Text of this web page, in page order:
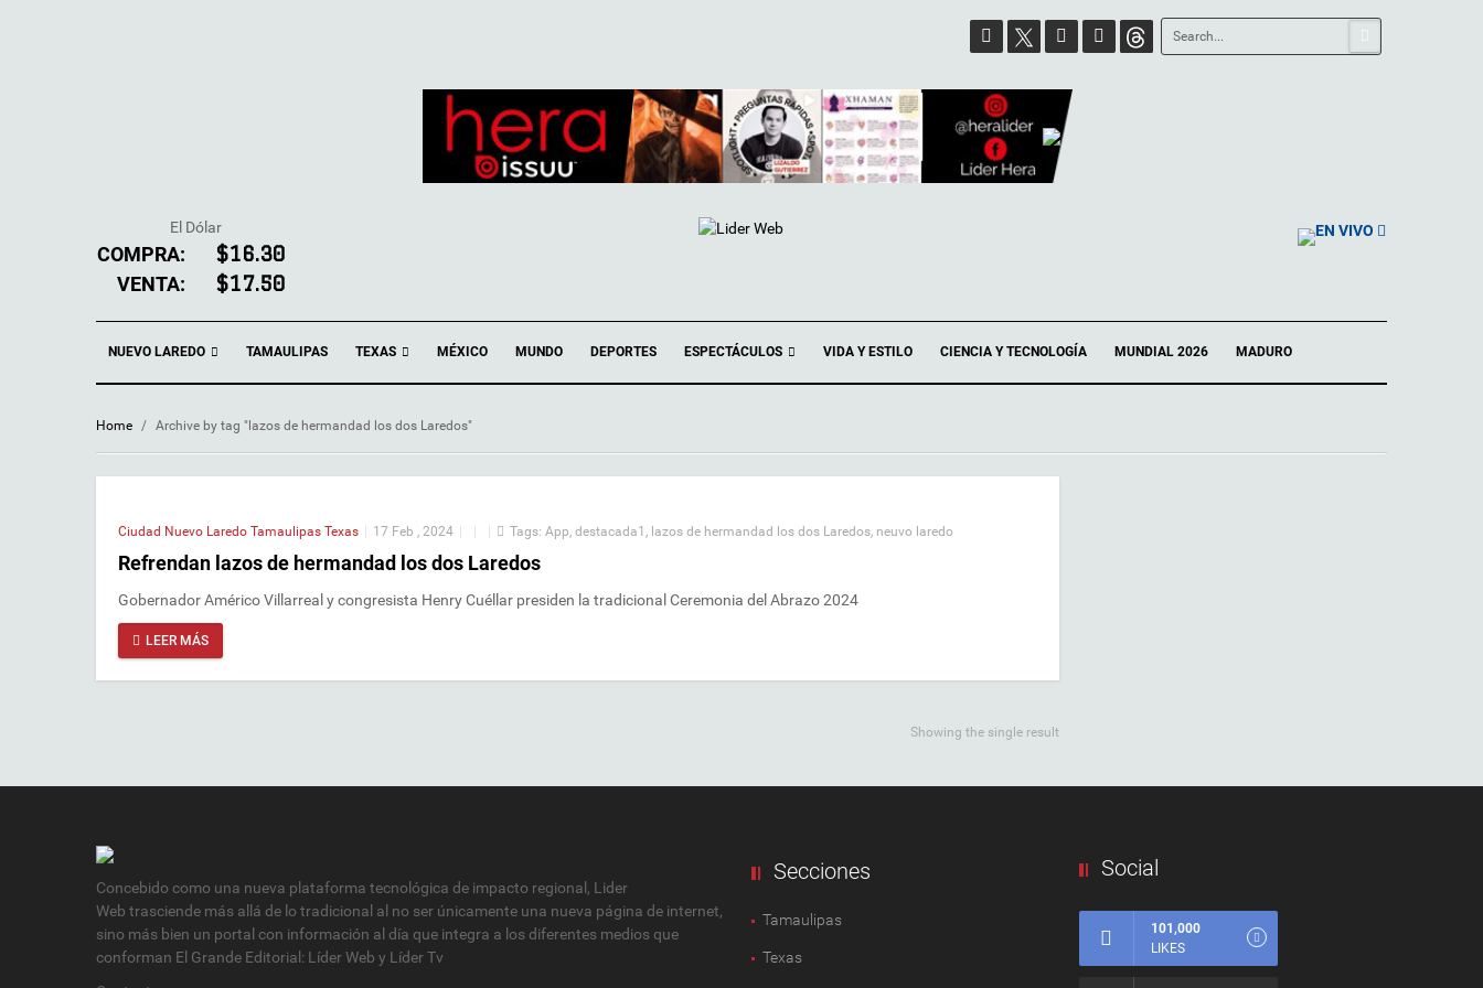
El Dólar
COMPRA: $16.30
VENTA: $17.50
EN VIVO
NUEVO LAREDO TAMAULIPAS TEXAS MÉXICO MUNDO DEPORTES ESPECTÁCULOS VIDA Y ESTILO CIENCIA Y TECNOLOGÍA MUNDIAL 2026 MADURO
Home / Archive by tag "lazos de hermandad los dos Laredos"
Ciudad Nuevo Laredo Tamaulipas Texas 17 Feb , 2024 Tags: App, destacada1 , lazos de hermandad los dos Laredos, neuvo laredo
Refrendan lazos de hermandad los dos Laredos
Gobernador Américo Villarreal y congresista Henry Cuéllar presiden la tradicional Ceremonia del Abrazo 2024
LEER MÁS
Showing the single result
Concebido como una nueva plataforma tecnológica de impacto regional, Lider
Web trasciende más allá de lo tradicional al no ser únicamente una nueva página de internet,
sino más bien un portal con información al día que integra a los diferentes medios que
conforman El Grande Editorial: Líder Web y Líder Tv
Secciones
Tamaulipas
Texas
Social
101,000
LIKES